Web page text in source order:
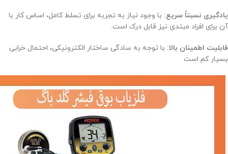
یادگیری نسبتاً سریع: با وجود نیاز به تجربه برای تسلط کامل، اساس کار با
آن برای افراد مبتدی نیز قابل درک است.
قابلیت اطمینان بالا: با توجه به سادگی ساختار الکترونیکی، احتمال خرابی
بسیار کم است